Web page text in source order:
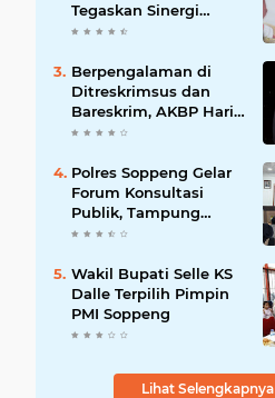
Tegaskan Sinergi
Kunci Pembangunan
Berpengalaman di
Ditreskrimsus dan
Bareskrim, AKBP Hari
Budiyanto Nahkodai
Polres Soppeng Gelar
Forum Konsultasi
Publik, Tampung
Masukan untuk
Wakil Bupati Selle KS
Dalle Terpilih Pimpin
PMI Soppeng
Lihat Selengkapnya